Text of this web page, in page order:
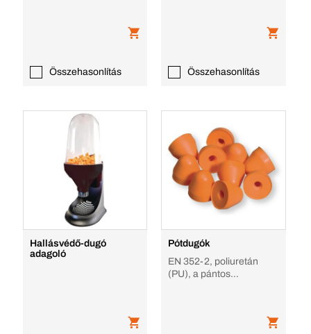
Összehasonlítás Összehasonlítás
Hallásvédő-dugó
adagoló
Pótdugók
EN 352-2, poliuretán
(PU), a pántos